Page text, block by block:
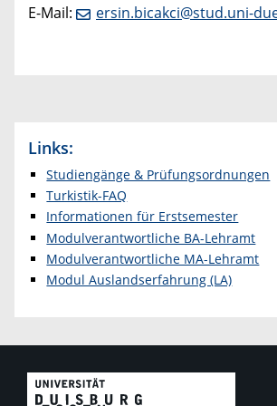
E-Mail: ersin.bicakci@stud.uni-
Links:
Studiengänge & Prüfungsordnungen
Turkistik-FAQ
Informationen für Erstsemester
Modulverantwortliche BA-Lehramt
Modulverantwortliche MA-Lehramt
Modul Auslandserfahrung (LA)